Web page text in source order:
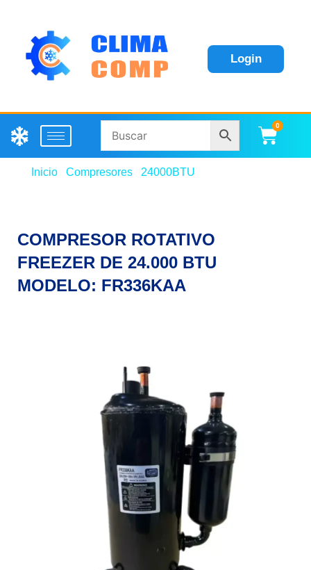
Login
0
Inicio Compresores 24000BTU
COMPRESOR ROTATIVO
FREEZER DE 24.000 BTU
MODELO: FR336KAA